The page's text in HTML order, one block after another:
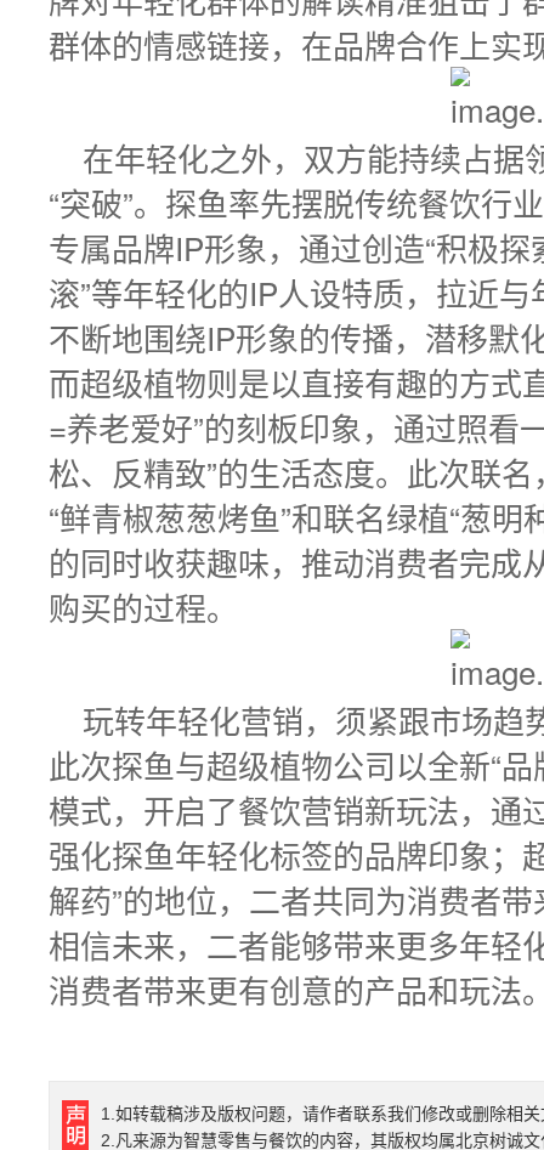
群体的情感链接，在品牌合作上实
在年轻化之外，双方能持续占据
“突破”。探鱼率先摆脱传统餐饮行
专属品牌IP形象，通过创造“积极
滚”等年轻化的IP人设特质，拉近
不断地围绕IP形象的传播，潜移默
而超级植物则是以直接有趣的方式
=养老爱好”的刻板印象，通过照看
松、反精致”的生活态度。此次联
“鲜青椒葱葱烤鱼”和联名绿植“葱
的同时收获趣味，推动消费者完成
购买的过程。
玩转年轻化营销，须紧跟市场趋
此次探鱼与超级植物公司以全新“
模式，开启了餐饮营销新玩法，通
强化探鱼年轻化标签的品牌印象；
解药”的地位，二者共同为消费者
相信未来，二者能够带来更多年轻
消费者带来更有创意的产品和玩法
1.如转载稿涉及版权问题，请作者联系我们修改或删除相
2.凡来源为智慧零售与餐饮的内容，其版权均属北京树诚